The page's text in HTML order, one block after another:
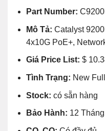
Part Number:
Mô Tả: Catalyst
4x10G PoE+,
Giá Price List: $
Tình Trạng: New
Stock: có sẵn hàng
Bảo Hành: 12